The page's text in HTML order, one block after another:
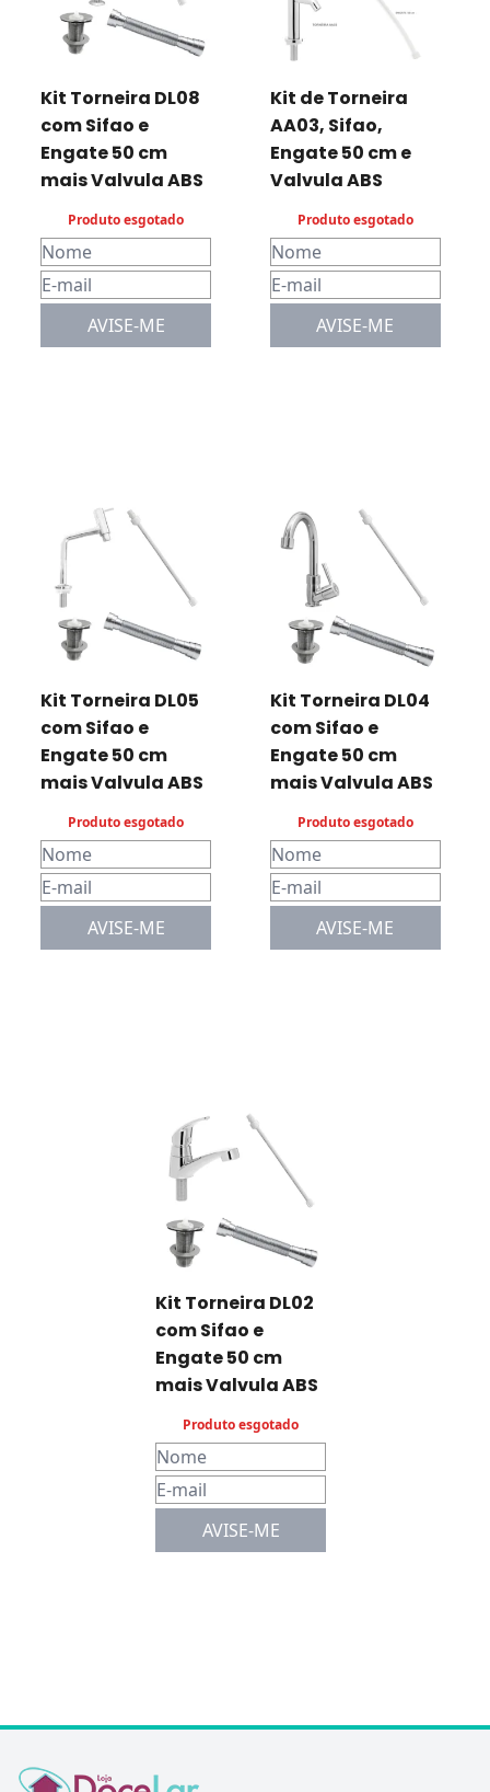
Kit Torneira DL08
com Sifao e
Engate 50 cm
mais Valvula ABS
Produto esgotado
AVISE-ME
Kit de Torneira
AA03, Sifao,
Engate 50 cm e
Valvula ABS
Produto esgotado
AVISE-ME
Kit Torneira DL05
com Sifao e
Engate 50 cm
mais Valvula ABS
Produto esgotado
AVISE-ME
Kit Torneira DL04
com Sifao e
Engate 50 cm
mais Valvula ABS
Produto esgotado
AVISE-ME
Kit Torneira DL02
com Sifao e
Engate 50 cm
mais Valvula ABS
Produto esgotado
AVISE-ME